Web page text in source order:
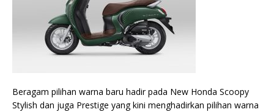
Beragam pilihan warna baru hadir pada New Honda Scoopy
Stylish dan juga Prestige yang kini menghadirkan pilihan warna